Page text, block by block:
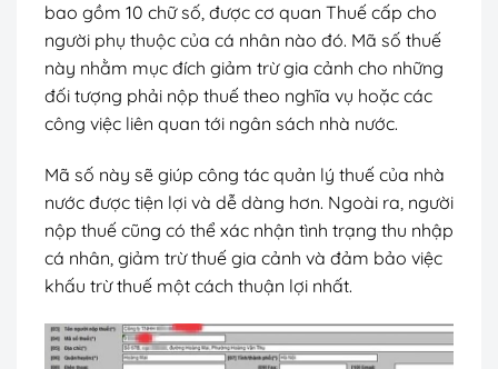
bao gồm 10 chữ số, được cơ quan Thuế cấp cho
người phụ thuộc của cá nhân nào đó. Mã số thuế
này nhằm mục đích giảm trừ gia cảnh cho những
đối tượng phải nộp thuế theo nghĩa vụ hoặc các
công việc liên quan tới ngân sách nhà nước.
Mã số này sẽ giúp công tác quản lý thuế của nhà
nước được tiện lợi và dễ dàng hơn. Ngoài ra, người
nộp thuế cũng có thể xác nhận tình trạng thu nhập
cá nhân, giảm trừ thuế gia cảnh và đảm bảo việc
khấu trừ thuế một cách thuận lợi nhất.